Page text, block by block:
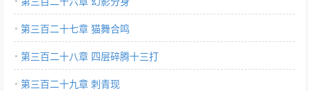
第三百二十七章 猫舞合鸣
第三百二十八章 四层碎腾十三打
第三百二十九章 刺青现